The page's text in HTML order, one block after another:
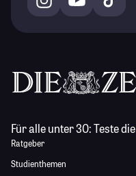
Für alle unter 30:Teste die
Ratgeber
Studienthemen